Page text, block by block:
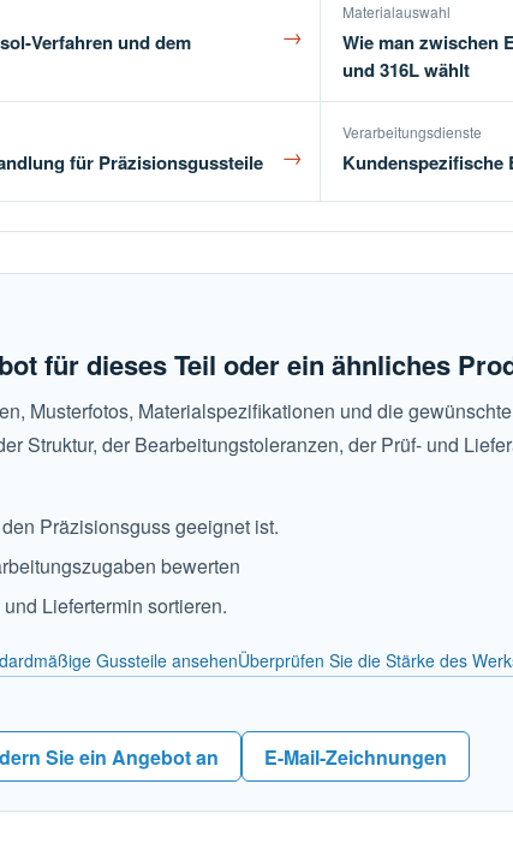
Verfahren und dem
→
Materialauswahl
Wie man zwischen
und 316L wählt
für Präzisionsgussteile →
Verarbeitungsdienste
Kundenspezifische
für dieses Teil oder ein ähnliches
Musterfotos, Materialspezifikationen und die
Struktur, der Bearbeitungstoleranzen, der Prüf- und
Präzisionsguss geeignet ist.
bewerten
Liefertermin sortieren.
Gussteile ansehenÜberprüfen Sie die Stärke des
Sie ein Angebot an E-Mail-Zeichnungen